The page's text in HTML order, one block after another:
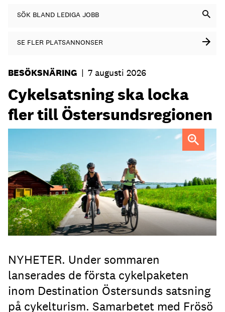
SÖK BLAND LEDIGA JOBB
SE FLER PLATSANNONSER
BESÖKSNÄRING | 7 augusti 2026
Cykelsatsning ska locka
fler till Östersundsregionen
NYHETER. Under sommaren
lanserades de första cykelpaketen
inom Destination Östersunds satsning
på cykelturism. Samarbetet med Frösö